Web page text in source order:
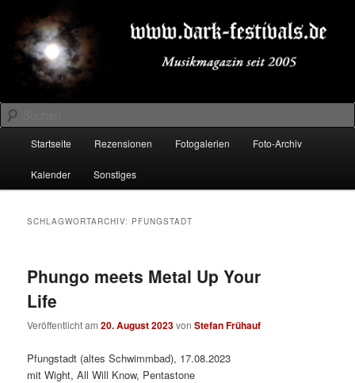
primären
Inhalt
springen
sekundären
Inhalt
springenDARK-FESTIVALS.DE
Suchen
Startseite Rezensionen Fotogalerien Foto-Archiv
Kalender Sonstiges
SCHLAGWORTARCHIV: PFUNGSTADT
Phungo meets Metal Up Your
Life
Veröffentlicht am20. August 2023vonStefan Frühauf
Pfungstadt (altes Schwimmbad), 17.08.2023
mit Wight, All Will Know, Pentastone